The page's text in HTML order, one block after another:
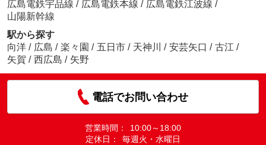
広島電鉄宇品線 / 広島電鉄本線 / 広島電鉄江波線 /
山陽新幹線
駅から探す
向洋 / 広島 / 楽々園 / 五日市 / 天神川 / 安芸矢口 / 古江 /
矢賀 / 西広島 / 矢野
電話でお問い合わせ
営業時間：
10:00～18:00
定休日：
毎週火・水曜日